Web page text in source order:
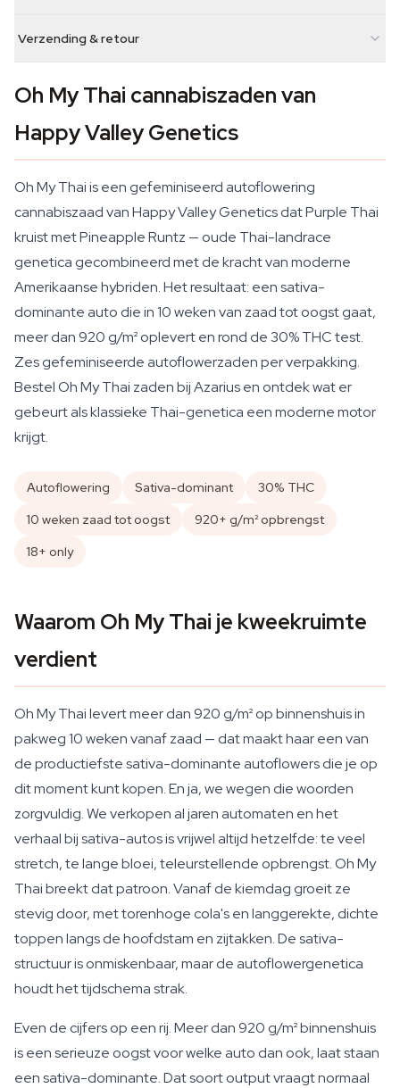
Verzending & retour
Oh My Thai cannabiszaden van
Happy Valley Genetics
Oh My Thai is een gefeminiseerd autoflowering
cannabiszaad van Happy Valley Genetics dat Purple Thai
kruist met Pineapple Runtz — oude Thai-landrace
genetica gecombineerd met de kracht van moderne
Amerikaanse hybriden. Het resultaat: een sativa-
dominante auto die in 10 weken van zaad tot oogst gaat,
meer dan 920 g/m² oplevert en rond de 30% THC test.
Zes gefeminiseerde autoflowerzaden per verpakking.
Bestel Oh My Thai zaden bij Azarius en ontdek wat er
gebeurt als klassieke Thai-genetica een moderne motor
krijgt.
Autoflowering Sativa-dominant
30% THC
10 weken zaad tot oogst
920+ g/m² opbrengst
18+ only
Waarom Oh My Thai je kweekruimte
verdient
Oh My Thai levert meer dan 920 g/m² op binnenshuis in
pakweg 10 weken vanaf zaad — dat maakt haar een van
de productiefste sativa-dominante autoflowers die je op
dit moment kunt kopen. En ja, we wegen die woorden
zorgvuldig. We verkopen al jaren automaten en het
verhaal bij sativa-autos is vrijwel altijd hetzelfde: te veel
stretch, te lange bloei, teleurstellende opbrengst. Oh My
Thai breekt dat patroon. Vanaf de kiemdag groeit ze
stevig door, met torenhoge cola's en langgerekte, dichte
toppen langs de hoofdstam en zijtakken. De sativa-
structuur is onmiskenbaar, maar de autoflowergenetica
houdt het tijdschema strak.
Even de cijfers op een rij. Meer dan 920 g/m² binnenshuis
is een serieuze oogst voor welke auto dan ook, laat staan
een sativa-dominante. Dat soort output vraagt normaal